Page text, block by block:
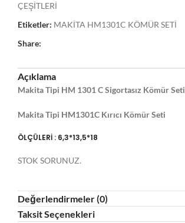
ÇEŞİTLERİ
Etiketler: MAKİTA HM1301C KÖMÜR SETİ
Share:
Açıklama
Makita Tipi HM 1301 C Sigortasız Kömür Seti
Makita Tipi HM1301C Kırıcı Kömür Seti
ÖLÇÜLERİ : 6,3*13,5*18
STOK SORUNUZ.
Değerlendirmeler (0)
Taksit Seçenekleri